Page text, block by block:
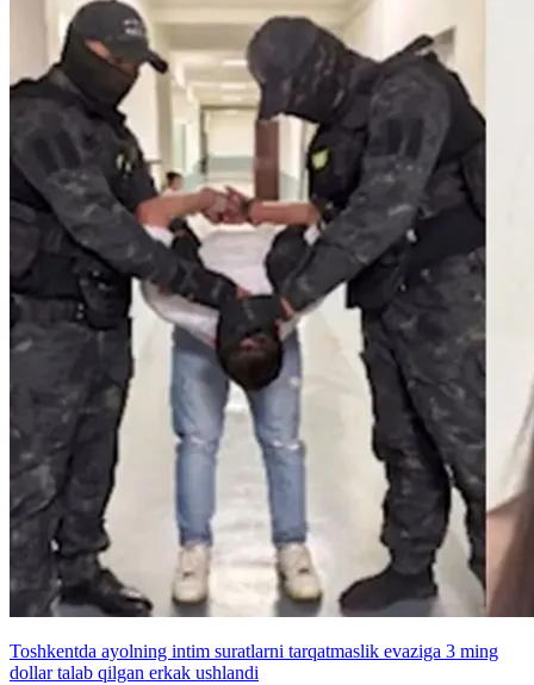
Toshkentda ayolning intim suratlarni tarqatmaslik evaziga 3 ming
dollar talab qilgan erkak ushlandi